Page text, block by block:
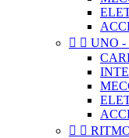
  UNO -
 